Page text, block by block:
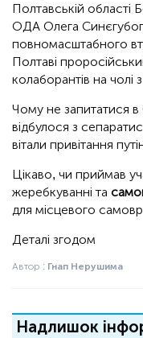
Полтавській області
ОДА Олега
повномасштабного
Полтаві
колаборантів на чолі
Чому не запитатися
відбулося з
вітали привітання
Цікаво, чи приймав
жеребкуванні та
для місцевого
Деталі згодом
Автор : Гнап Нерушима
Надлишок